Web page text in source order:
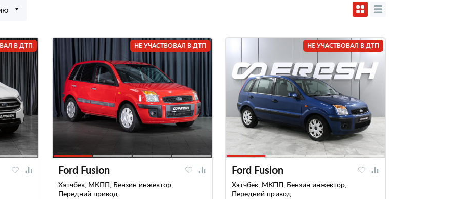
В ДТП НЕ УЧАСТВОВАЛ В ДТП
Ford Fusion
Хэтчбек, МКПП, Бензин инжектор,
Передний привод
НЕ УЧАСТВОВАЛ В ДТП
Ford Fusion
Хэтчбек, МКПП, Бензин инжектор,
Передний привод